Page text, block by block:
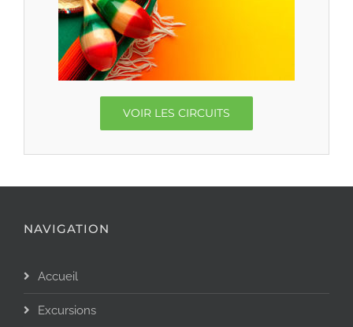
VOIR LES CIRCUITS
NAVIGATION
Accueil
Excursions